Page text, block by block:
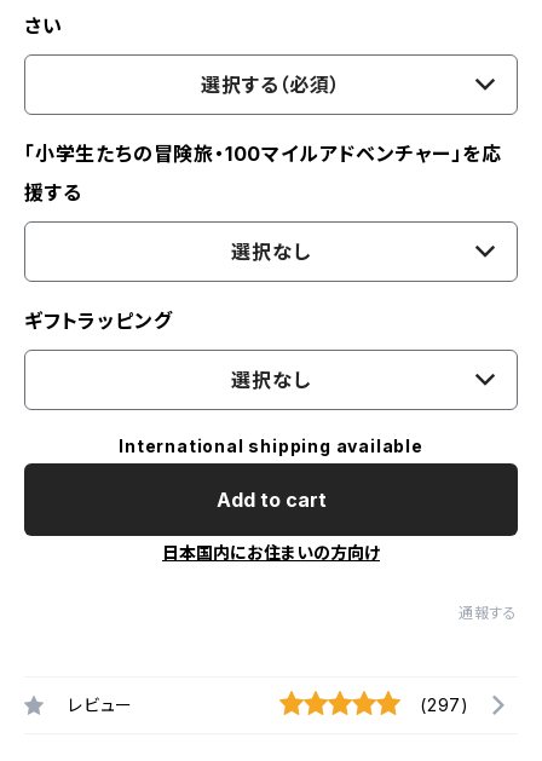
さい
選択する（必須）
「小学生たちの冒険旅・100マイルアドベンチャー」を応
援する
選択なし
ギフトラッピング
選択なし
International shipping available
Add to cart
日本国内にお住まいの方向け
通報する
レビュー (297)